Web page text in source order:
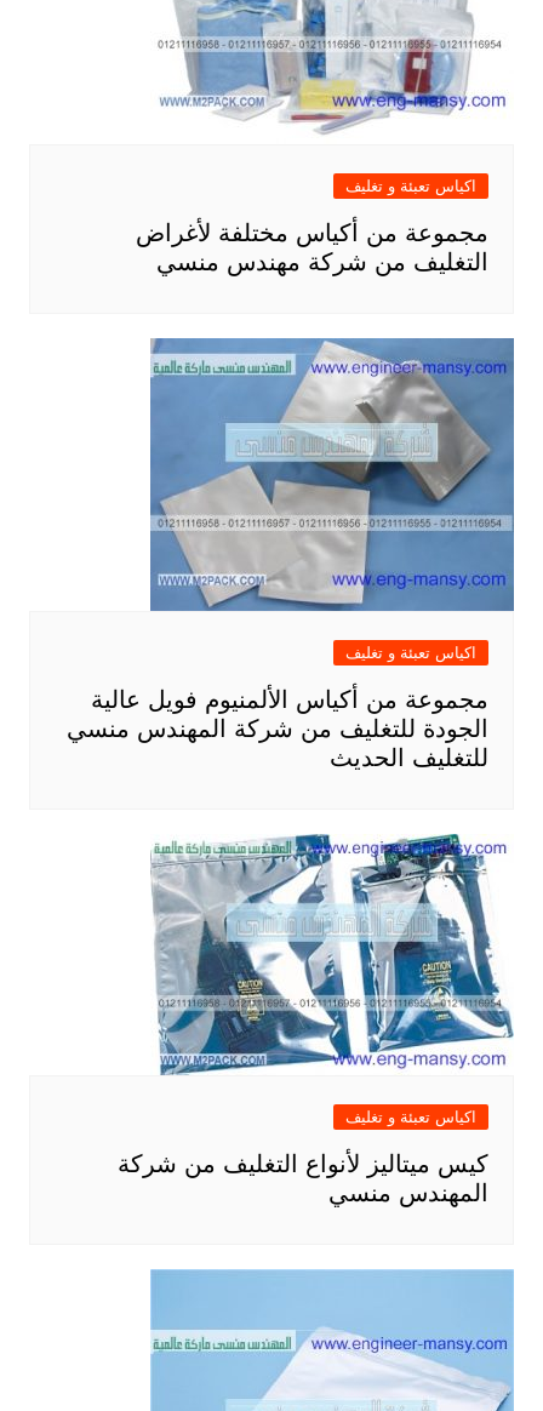
اكياس تعبئة و تغليف
مجموعة من أكياس مختلفة لأغراض
التغليف من شركة مهندس منسي
اكياس تعبئة و تغليف
مجموعة من أكياس الألمنيوم فويل عالية
الجودة للتغليف من شركة المهندس منسي
للتغليف الحديث
اكياس تعبئة و تغليف
كيس ميتاليز لأنواع التغليف من شركة
المهندس منسي